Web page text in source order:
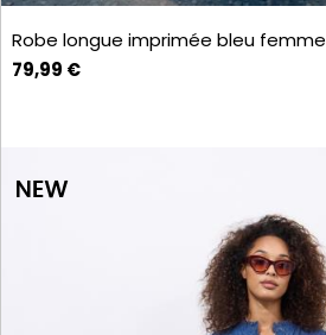
Robe longue imprimée bleu femme
79,99 €